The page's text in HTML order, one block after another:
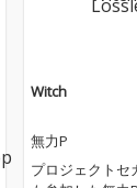
Witch
無力P
プロジェクトセ